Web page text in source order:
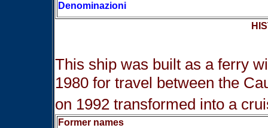
Denominazioni
This ship was built as a ferry
1980 for travel between the
on 1992 transformed into a
Former names